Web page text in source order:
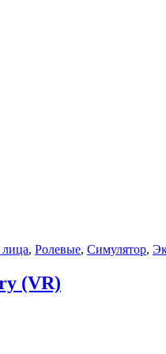
, Ролевые, Симулятор,
(VR)